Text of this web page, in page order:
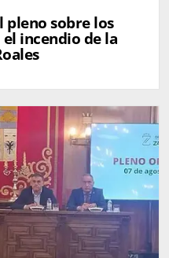
pleno sobre los
incendio de la